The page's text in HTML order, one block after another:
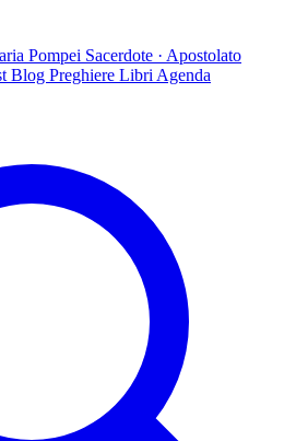
Pompei Sacerdote · Apostolato
Blog Preghiere Libri Agenda